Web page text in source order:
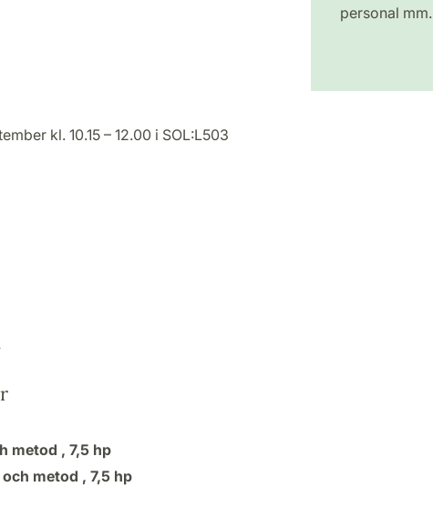
kl. 10.15 – 12.00 i SOL:L503
metod , 7,5 hp
metod , 7,5 hp
personal mm.